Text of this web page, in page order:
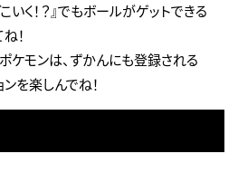
いく！？』でもボールがゲットできる
！
ケモンは、ずかんにも登録される
を楽しんでね！